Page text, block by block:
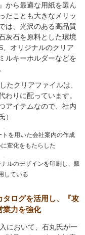
から最適な用紙を選ん
たことも大きなメリッ
は、光沢のある高品質
灰石を原料とした環境
、オリジナルのクリア
ルキーホルダーなどを
たクリアファイルは、
わりに配っています。
アイテムなので、社内
）
を用いた会社案内の作成
変化をもたらした
ルのデザインを印刷し、販
している
タログを活用し、『攻
業力を強化
において、石丸氏が一